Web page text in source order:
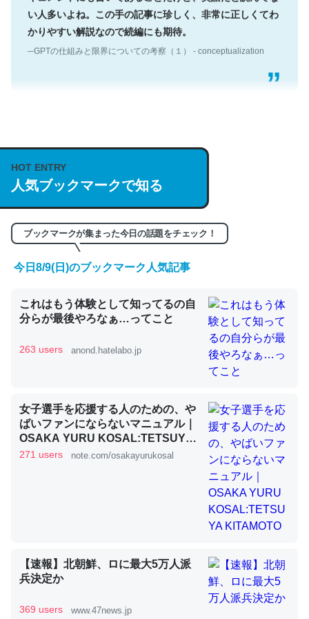
い人多いよね。この手の記事に珍しく、非常に正しくてわ
かりやすい解説なので続編にも期待。
─GPTの仕組みと限界についての考察（１） - conceptualization
説してる記事が少ないので貴重な良記事。/続編来た
https://isobe324649.hatenablog.com/entry/2023/03/27
/064121
─GPTの仕組みと限界についての考察（１） - conceptualization
くらい。小説でいう「ずっと前の伏線」は回収されないけ
ど、短期記憶というには多い分量。進化すればするほど分
かりやすく強くなりそう
─GPTの仕組みと限界についての考察（１） - conceptualization
昆虫ってカルシウム少ないのか。知らんかった。調べたら
コオロギのカルシウム分はエビの600分の1程度。
─ニュース :: 【研究発表】昆虫学の大問題＝「昆虫はなぜ海にいな
論文では「淡水はカルシウムも酸素も不足してて両方に不
利だから両方が拮抗してるのでは」とあって面白い。海に
HOT ENTRY
人気ブックマークで知る
ブックマークが集まった今日の話題をチェック！
今日8/9(日)のブックマーク人気記事
これはもう体験として知ってるの自
分らが最後やろなぁ…ってこと
263 users anond.hatelabo.jp
女子選手を応援する人のための、や
ばいファンにならないマニュアル｜
OSAKA YURU KOSAL:TETSUYA
KITAMOTO
271 users note.com/osakayurukosal
【速報】北朝鮮、ロに最大5万人派
兵決定か
369 users www.47news.jp